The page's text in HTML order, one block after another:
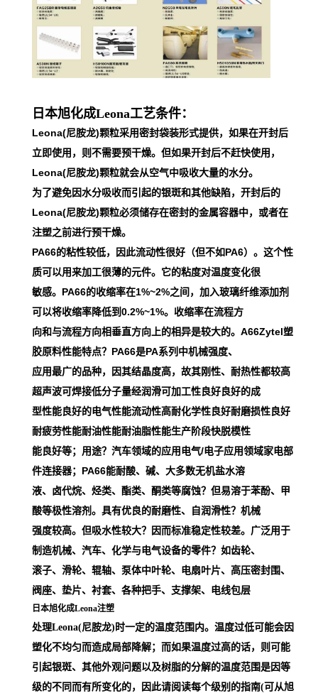
日本旭化成Leona工艺条件：
Leona(尼胺龙)颗粒采用密封袋装形式提供，如果在开封后
立即使用，则不需要预干燥。但如果开封后不赶快使用，
Leona(尼胺龙)颗粒就会从空气中吸收大量的水分。
为了避免因水分吸收而引起的银斑和其他缺陷，开封后的
Leona(尼胺龙)颗粒必须储存在密封的金属容器中，或者在
注塑之前进行预干燥。
PA66的粘性较低，因此流动性很好（但不如PA6）。这个性
质可以用来加工很薄的元件。它的粘度对温度变化很
敏感。PA66的收缩率在1%~2%之间，加入玻璃纤维添加剂
可以将收缩率降低到0.2%~1%。收缩率在流程方
向和与流程方向相垂直方向上的相异是较大的。A66Zytel塑
胶原料性能特点？PA66是PA系列中机械强度、
应用最广的品种，因其结晶度高，故其刚性、耐热性都较高
超声波可焊接低分子量经润滑可加工性良好良好的成
型性能良好的电气性能流动性高耐化学性良好耐磨损性良好
耐疲劳性能耐油性能耐油脂性能生产阶段快脱模性
能良好等；用途？汽车领域的应用电气/电子应用领域家电部
件连接器；PA66能耐酸、碱、大多数无机盐水溶
液、卤代烷、烃类、酯类、酮类等腐蚀？但易溶于苯酚、甲
酸等极性溶剂。具有优良的耐磨性、自润滑性？机械
强度较高。但吸水性较大？因而标准稳定性较差。广泛用于
制造机械、汽车、化学与电气设备的零件？如齿轮、
滚子、滑轮、辊轴、泵体中叶轮、电扇叶片、高压密封围、
阀座、垫片、衬套、各种把手、支撑架、电线包层
日本旭化成Leona注塑
处理Leona(尼胺龙)时一定的温度范围内。温度过低可能会因
塑化不均匀而造成局部降解；而如果温度过高的话，则可能
引起银斑、其他外观问题以及树脂的分解的温度范围是因等
级的不同而有所变化的，因此请阅读每个级别的指南(可从旭